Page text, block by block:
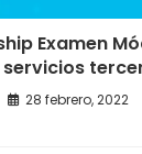
Examen
28 febrero, 2022